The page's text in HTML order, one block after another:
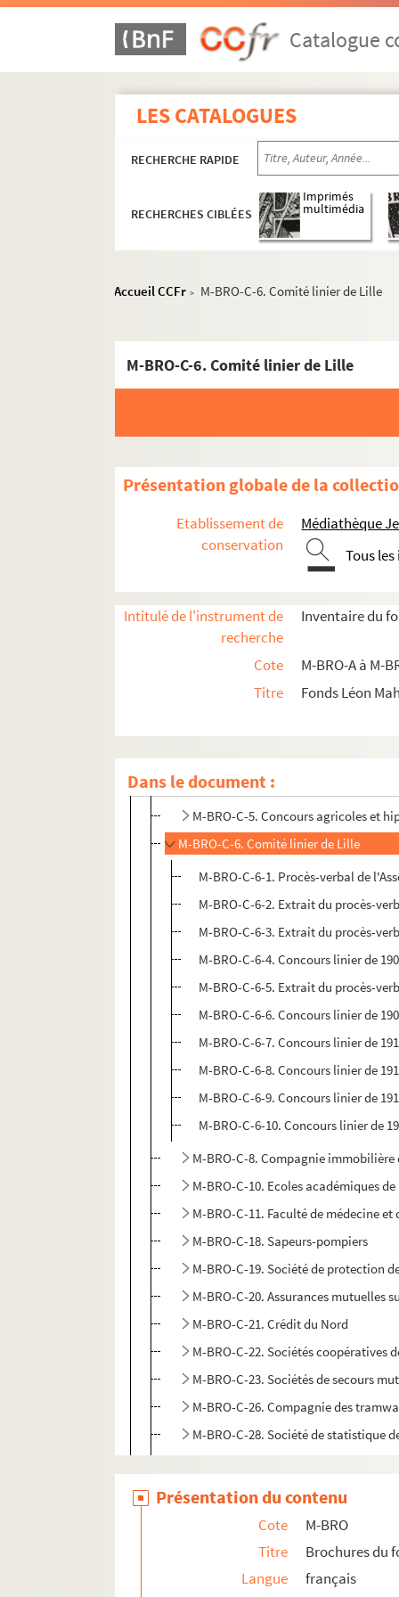
Catalogue
LES CATALOGUES
RECHERCHE RAPIDE
RECHERCHES CIBLÉES
Imprimés
multimédia
Accueil CCFr > M-BRO-C-6. Comité linier de Lille
M-BRO-C-6. Comité linier de Lille
Présentation globale de la
Etablissement de
conservation
Médiathèque
Tous
Intitulé de l'instrument de
recherche
Inventaire du
Cote
M-BRO-A à M-
Titre
Fonds Léon
Dans le document :
M-BRO. Brochures du fonds Mahieu
M-BRO-A. Sociétés diverses
M-BRO-B. Sociétés diverses
M-BRO-C-1. Bureau de bienfaisance
M-BRO-C-4. Logement insalubres
M-BRO-C-5. Concours agricoles et
M-BRO-C-6. Comité linier de Lille
M-BRO-C-6-1. Procès-verbal de
M-BRO-C-6-2. Extrait du procès-
M-BRO-C-6-3. Extrait du procès-
M-BRO-C-6-4. Concours linier de
M-BRO-C-6-5. Extrait du procès-
M-BRO-C-6-6. Concours linier de
M-BRO-C-6-7. Concours linier de
M-BRO-C-6-8. Concours linier de
M-BRO-C-6-9. Concours linier de
M-BRO-C-6-10. Concours linier de
M-BRO-C-8. Compagnie immobilière
M-BRO-C-10. Ecoles académiques
M-BRO-C-11. Faculté de médecine
M-BRO-C-18. Sapeurs-pompiers
M-BRO-C-19. Société de protection
M-BRO-C-20. Assurances mutuelles
M-BRO-C-21. Crédit du Nord
M-BRO-C-22. Sociétés coopératives
M-BRO-C-23. Sociétés de secours
M-BRO-C-26. Compagnie des
M-BRO-C-28. Société de statistique
M-BRO-C-30. Association des
M-BRO-C-35. Chambre des
M-BRO-C-36. Sanatorium de Saint-
M-BRO-C-40. Hospices civils de Lille
Présentation du contenu
Cote
M-BRO
Titre
Brochures du
Langue
français